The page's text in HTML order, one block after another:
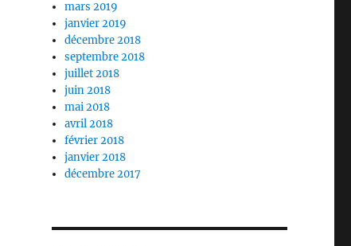
mars 2019
janvier 2019
décembre 2018
septembre 2018
juillet 2018
juin 2018
mai 2018
avril 2018
février 2018
janvier 2018
décembre 2017